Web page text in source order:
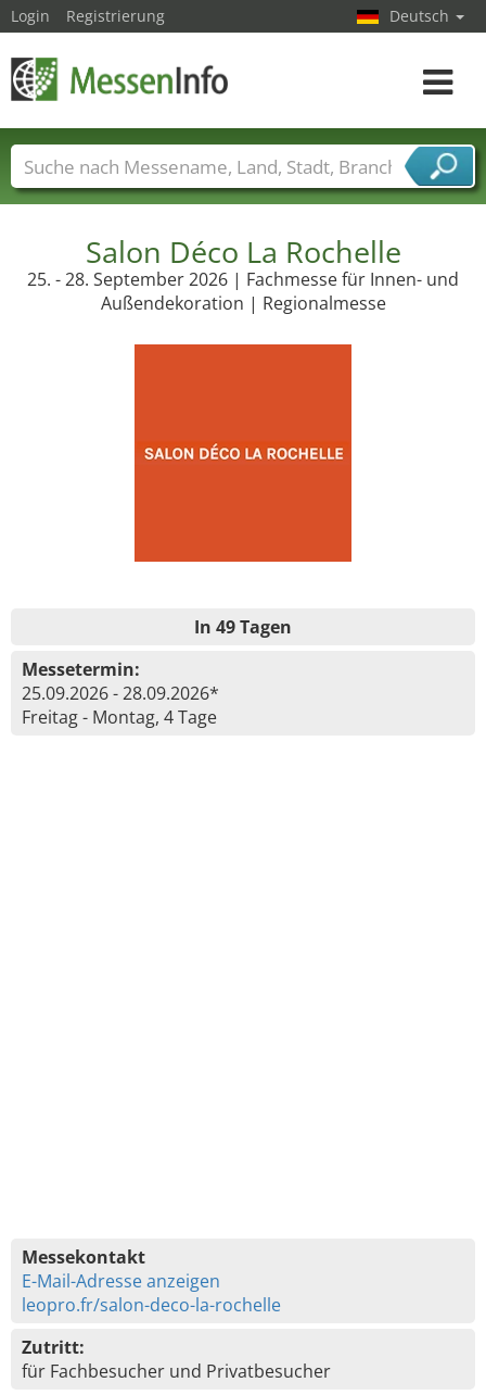
Salon Déco La Rochelle
25. - 28. September 2026 | Fachmesse für Innen- und
Außendekoration | Regionalmesse
In 49 Tagen
Messetermin:
25.09.2026 - 28.09.2026*
Freitag - Montag, 4 Tage
Messekontakt
E-Mail-Adresse anzeigen
leopro.fr/salon-deco-la-rochelle
Zutritt:
für Fachbesucher und Privatbesucher
Login Registrierung Deutsch
Toggle
Messenamen Länder Städte
Branchen